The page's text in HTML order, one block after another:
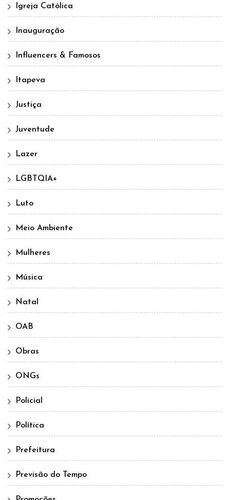
Igreja Católica
Inauguração
Influencers & Famosos
Itapeva
Justiça
Juventude
Lazer
LGBTQIA+
Luto
Meio Ambiente
Mulheres
Música
Natal
OAB
Obras
ONGs
Policial
Política
Prefeitura
Previsão do Tempo